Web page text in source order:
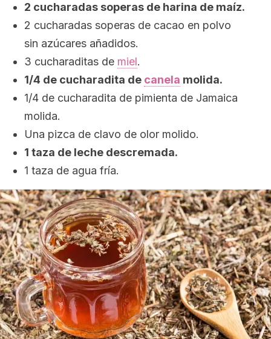
2 cucharadas soperas de harina de maíz.
2 cucharadas soperas de cacao en polvo
sin azúcares añadidos.
3 cucharaditas de miel.
1/4 de cucharadita de canela molida.
1/4 de cucharadita de pimienta de Jamaica
molida.
Una pizca de clavo de olor molido.
1 taza de leche descremada.
1 taza de agua fría.